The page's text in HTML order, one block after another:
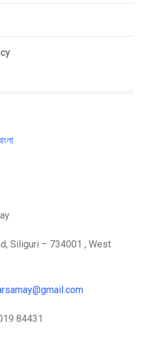
Siliguri – 734001 , West
84431